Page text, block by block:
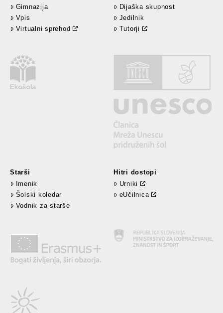
Gimnazija
Vpis
Virtualni sprehod
Dijaška skupnost
Jedilnik
Tutorji
Starši
Imenik
Šolski koledar
Vodnik za starše
Hitri dostopi
Urniki
eUčilnica